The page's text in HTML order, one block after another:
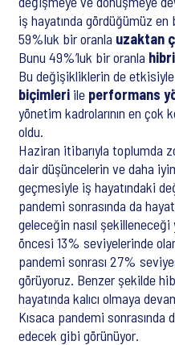
iş hayatında gördüğümüz
59%luk bir oranla uzaktan
Bunu 49%’luk bir oranla
Bu değişikliklerin de etkisiyle
biçimleri ile performans
yönetim kadrolarının en çok
oldu.
Haziran itibarıyla toplumda
dair düşüncelerin ve daha
geçmesiyle iş hayatındaki
pandemi sonrasında da
geleceğin nasıl
öncesi 13% seviyelerinde
pandemi sonrası 27%
görüyoruz. Benzer şekilde
hayatında kalıcı olmaya
Kısaca pandemi sonrasında
edecek gibi görünüyor.